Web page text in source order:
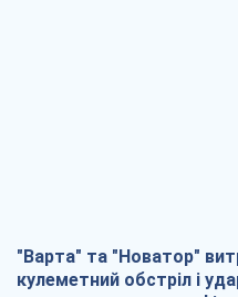
"Варта" та "Новатор"
кулеметний обстріл і